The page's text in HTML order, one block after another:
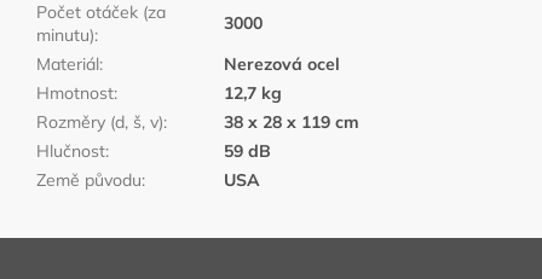
Počet otáček (za
minutu):
3000
Materiál:
Nerezová ocel
Hmotnost:
12,7 kg
Rozměry (d, š, v):
38 x 28 x 119 cm
Hlučnost:
59 dB
Země původu: USA